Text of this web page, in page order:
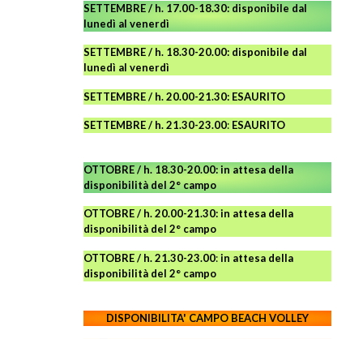
SETTEMBRE / h. 17.00-18.30: disponibile dal
lunedì al venerdì
SETTEMBRE / h. 18.30-20.00: disponibile dal
lunedì al venerdì
SETTEMBRE / h. 20.00-21.30: ESAURITO
SETTEMBRE / h. 21.30-23.00: ESAURITO
OTTOBRE / h. 18.30-20.00:in attesa della
disponibilità del 2° campo
OTTOBRE / h. 20.00-21.30:in attesa della
disponibilità del 2° campo
OTTOBRE / h. 21.30-23.00:in attesa della
disponibilità del 2° campo
DISPONIBILITA' CAMPOBEACH VOLLEY